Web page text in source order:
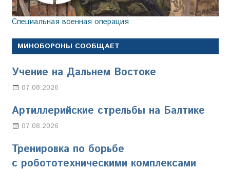
Специальная военная операция
МИНОБОРОНЫ СООБЩАЕТ
Учение на Дальнем Востоке
07.08.2026
Артиллерийские стрельбы на Балтике
07.08.2026
Тренировка по борьбе
с робототехническими комплексами